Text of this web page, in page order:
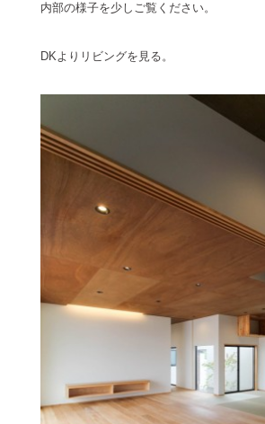
内部の様子を少しご覧ください。
DKよりリビングを見る。